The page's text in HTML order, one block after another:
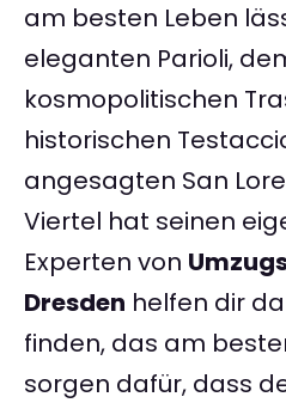
am besten Leben
eleganten Parioli,
kosmopolitischen
historischen
angesagten San
Viertel hat seinen
Experten von
Dresden helfen dir
finden, das am
sorgen dafür, dass